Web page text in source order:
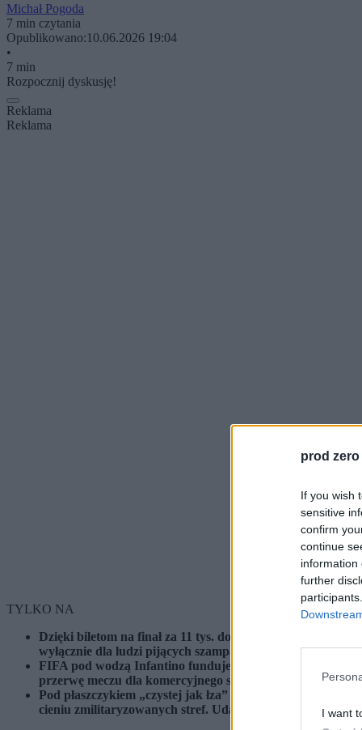
prod zero
If you wish
sensitive
confirm
continue
information
further
I want
Michał Pogoda
7 min czytania
Opublikowano:10.06.2026 19:04
•
7 min
Rozpocznij dyskusję!
Reklama
Reklama
TYLKO NA
Dzięki biletom na finał za 11 tys. dol. i logistycznemu
wyłącznie dla ludzi pijących szampana.
FIFA pod wodzą Infantino funduje europejskim kibicom
przerwę meczu dla komercyjnego show.
Pod płaszczykiem „czystej jak łza” przyjaźni Trumpa i
cieniu zmilitaryzowanych stref. Udając, że „gdy śpiewają